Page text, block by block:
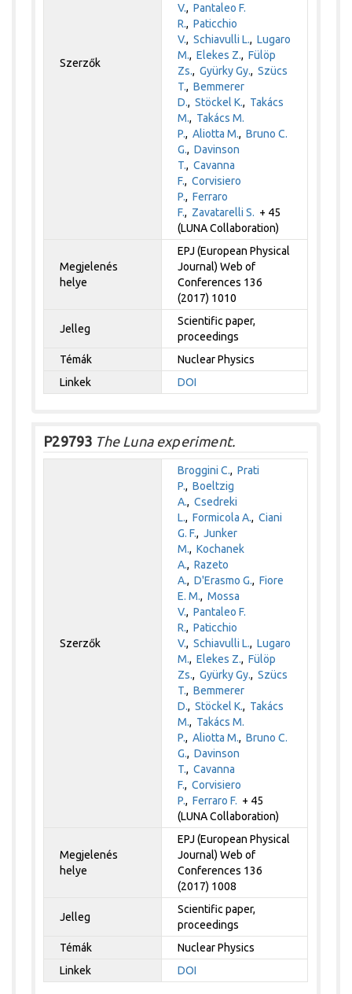
Szerzők
V.,Pantaleo F.
R.,Paticchio
V.,Schiavulli L.,Lugaro
M.,Elekes Z.,Fülöp
Zs.,Gyürky Gy.,Szücs
T.,Bemmerer
D.,Stöckel K., Takács
M., Takács M.
P.,Aliotta M.,Bruno C.
G.,Davinson
T.,Cavanna
F.,Corvisiero
P.,Ferraro
F., Zavatarelli S. + 45
(LUNA Collaboration)
Megjelenés
helye
EPJ (European Physical
Journal) Web of
Conferences 136
(2017) 1010
Jelleg
Scientific paper,
proceedings
Témák
Nuclear Physics
Linkek
DOI
P29793 The Luna experiment.
Szerzők
Broggini C.,Prati
P.,Boeltzig
A.,Csedreki
L.,Formicola A.,Ciani
G. F.,Junker
M.,Kochanek
A.,Razeto
A.,D'Erasmo G.,Fiore
E. M.,Mossa
V.,Pantaleo F.
R.,Paticchio
V.,Schiavulli L.,Lugaro
M.,Elekes Z.,Fülöp
Zs.,Gyürky Gy.,Szücs
T.,Bemmerer
D.,Stöckel K., Takács
M., Takács M.
P.,Aliotta M.,Bruno C.
G.,Davinson
T.,Cavanna
F.,Corvisiero
P.,Ferraro F. + 45
(LUNA Collaboration)
Megjelenés
helye
EPJ (European Physical
Journal) Web of
Conferences 136
(2017) 1008
Jelleg
Scientific paper,
proceedings
Témák
Nuclear Physics
Linkek
DOI